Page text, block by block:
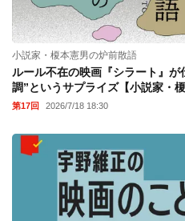
小説家・榎本憲男の炉前散語
ルール不在の映画『シラート』
調”というサプライズ【小説家・
第17回 2026/7/18 18:30